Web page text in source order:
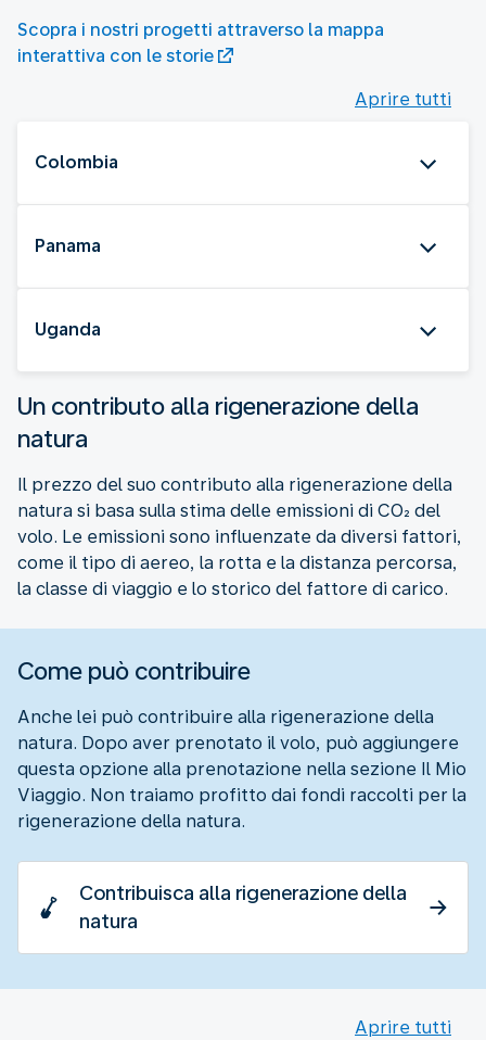
Scopra i nostri progetti attraverso la mappa
interattiva con le storie
Aprire tutti
Colombia
Panama
Uganda
Un contributo alla rigenerazione della
natura
Il prezzo del suo contributo alla rigenerazione della
natura si basa sulla stima delle emissioni di CO₂ del
volo. Le emissioni sono influenzate da diversi fattori,
come il tipo di aereo, la rotta e la distanza percorsa,
la classe di viaggio e lo storico del fattore di carico.
Come può contribuire
Anche lei può contribuire alla rigenerazione della
natura. Dopo aver prenotato il volo, può aggiungere
questa opzione alla prenotazione nella sezione Il Mio
Viaggio. Non traiamo profitto dai fondi raccolti per la
rigenerazione della natura.
Contribuisca alla rigenerazione della
natura
Aprire tutti